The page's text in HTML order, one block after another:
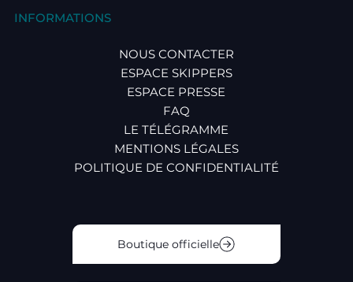
INFORMATIONS
NOUS CONTACTER
ESPACE SKIPPERS
ESPACE PRESSE
FAQ
LE TÉLÉGRAMME
MENTIONS LÉGALES
POLITIQUE DE CONFIDENTIALITÉ
Boutique officielle